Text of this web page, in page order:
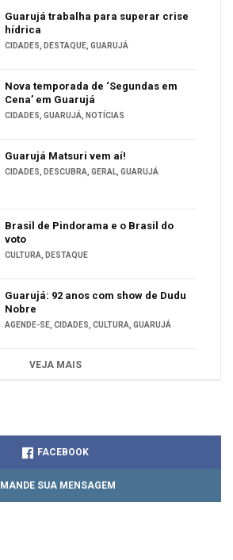
Guarujá trabalha para superar crise
hídrica
CIDADES DESTAQUE GUARUJÁ
Nova temporada de ‘Segundas em
Cena’ em Guarujá
CIDADES GUARUJÁ NOTÍCIAS
Guarujá Matsuri vem aí!
CIDADES DESCUBRA GERAL GUARUJÁ
Brasil de Pindorama e o Brasil do
voto
CULTURA DESTAQUE
Guarujá: 92 anos com show de Dudu
Nobre
AGENDE-SE CIDADES CULTURA GUARUJÁ
VEJA MAIS
FACEBOOK
MANDE SUA MENSAGEM